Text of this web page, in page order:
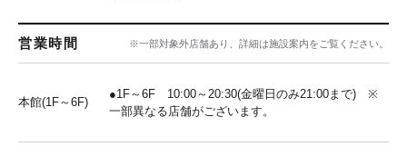
営業時間 ※一部対象外店舗あり、詳細は施設案内をご覧ください。
本館(1F～6F)
●1F～6F 10:00～20:30(金曜日のみ21:00まで) ※
一部異なる店舗がございます。